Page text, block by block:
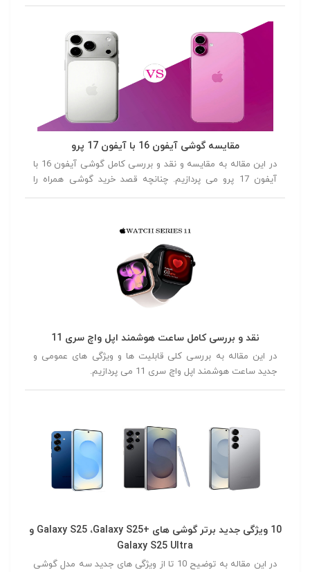
مقایسه گوشی آیفون 16 با آیفون 17 پرو
در این مقاله به مقایسه و نقد و بررسی کامل گوشی آیفون 16 با
آیفون 17 پرو می پردازیم. چنانچه قصد خرید گوشی همراه را
داشته باشید توصیه می کنیم در ادامه این مقاله همراه ما باشید.
نقد و بررسی کامل ساعت هوشمند اپل واچ سری 11
در این مقاله به بررسی کلی قابلیت ها و ویژگی های عمومی و
جدید ساعت هوشمند اپل واچ سری 11 می پردازیم.
10 ویژگی جدید برتر گوشی های +Galaxy S25 ،Galaxy S25 و
Galaxy S25 Ultra
در این مقاله به توضیح 10 تا از ویژگی های جدید سه مدل گوشی